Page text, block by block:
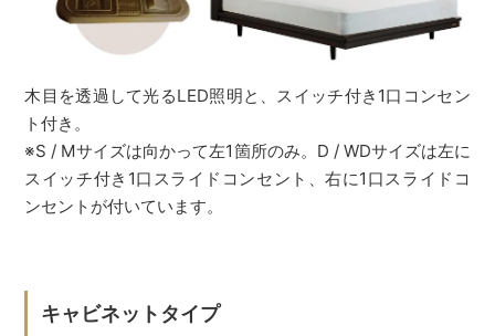
木目を透過して光るLED照明と、スイッチ付き1口コンセン
ト付き。
※S / Mサイズは向かって左1箇所のみ。D / WDサイズは左に
スイッチ付き1口スライドコンセント、右に1口スライドコ
ンセントが付いています。
キャビネットタイプ